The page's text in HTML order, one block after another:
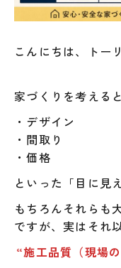
こんにちは、トー
家づくりを考える
・デザイン
・間取り
・価格
といった「目に見
もちろんそれらも
ですが、実はそれ
“施工品質（現場